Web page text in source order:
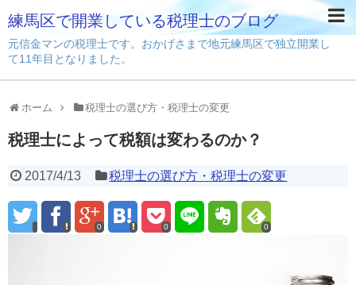
練馬区で開業している税理士のブログ
元信金マンの税理士です。おかげさまで地元練馬区で独立開業し
て11年目となりました。
ホーム 税理士の選び方・税理士の変更
税理士によって税額は変わるのか？
2017/4/13 税理士の選び方・税理士の変更
0 0 0